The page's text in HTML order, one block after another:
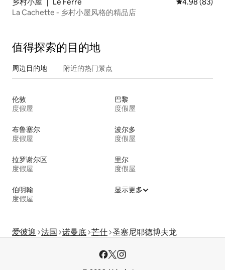
乡村小屋 ｜ Le Ferré 平均评分 4.98
4.98 (83)
La Cachette - 乡村小屋风格的精品店
值得探索的目的地
周边目的地 附近的热门景点
伦敦
度假屋
巴黎
度假屋
布鲁塞尔
度假屋
波尔多
度假屋
拉罗谢尔区
度假屋
里尔
度假屋
伯明翰
度假屋
显示更多
爱彼迎 法国 诺曼底 芒什 圣塞尼耶德博夫龙